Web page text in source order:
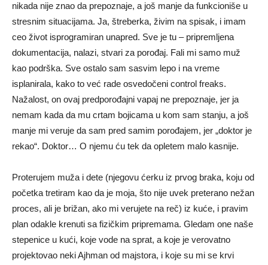
nikada nije znao da prepoznaje, a još manje da funkcioniše u
stresnim situacijama. Ja, štreberka, živim na spisak, i imam
ceo život isprogramiran unapred. Sve je tu – pripremljena
dokumentacija, nalazi, stvari za porođaj. Fali mi samo muž
kao podrška. Sve ostalo sam sasvim lepo i na vreme
isplanirala, kako to već rade osvedočeni control freaks.
Nažalost, on ovaj predporođajni vapaj ne prepoznaje, jer ja
nemam kada da mu crtam bojicama u kom sam stanju, a još
manje mi veruje da sam pred samim porođajem, jer „doktor je
rekao“. Doktor… O njemu ću tek da opletem malo kasnije.
Proterujem muža i dete (njegovu ćerku iz prvog braka, koju od
početka tretiram kao da je moja, što nije uvek preterano nežan
proces, ali je brižan, ako mi verujete na reč) iz kuće, i pravim
plan odakle krenuti sa fizičkim pripremama. Gledam one naše
stepenice u kući, koje vode na sprat, a koje je verovatno
projektovao neki Ajhman od majstora, i koje su mi se krvi